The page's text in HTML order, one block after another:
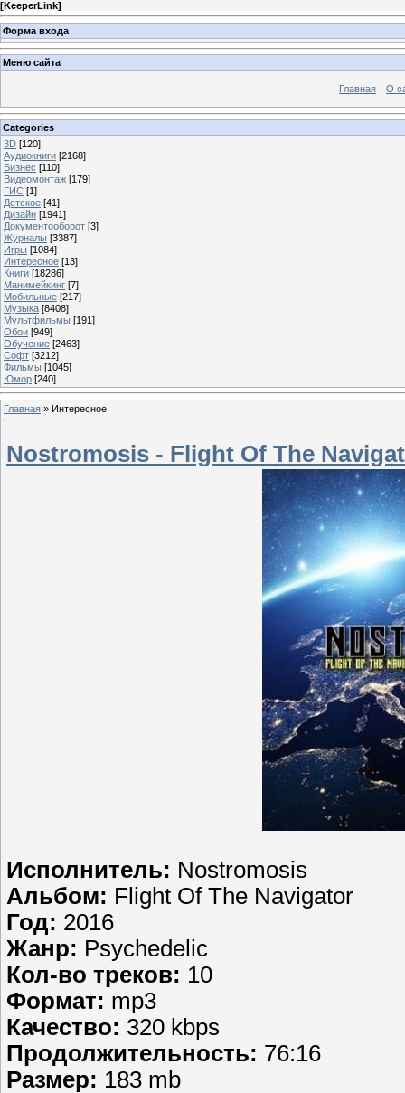
[KeeperLink]
Форма входа
Меню сайта
Главная О
Categories
3D [120]
Аудиокниги [2168]
Бизнес [110]
Видеомонтаж [179]
ГИС [1]
Детское [41]
Дизайн [1941]
Документооборот [3]
Журналы [3387]
Игры [1084]
Интересное [13]
Книги [18286]
Манимейкинг [7]
Мобильные [217]
Музыка [8408]
Мультфильмы [191]
Обои [949]
Обучение [2463]
Софт [3212]
Фильмы [1045]
Юмор [240]
Главная » Интересное
Nostromosis - Flight Of The
Исполнитель: Nostromosis
Альбом: Flight Of The Navigator
Год: 2016
Жанр: Psychedelic
Кол-во треков: 10
Формат: mp3
Качество: 320 kbps
Продолжительность: 76:16
Размер: 183 mb